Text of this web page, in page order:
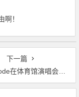
啊！
下一篇
揭晓新曲，《凭你也想讨伐魔王？》联动单曲将于明年发行！